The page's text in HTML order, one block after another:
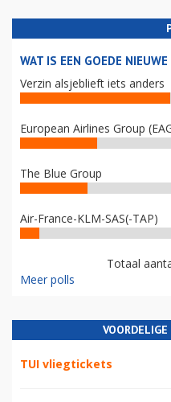
WAT IS EEN GOEDE
Verzin alsjeblieft iets anders
European Airlines Group
The Blue Group
Air-France-KLM-SAS(-TAP)
Totaal
Meer polls
TUI vliegtickets